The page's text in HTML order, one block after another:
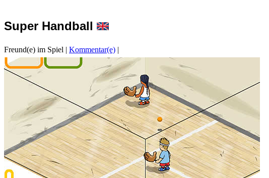
Super Handball
Freund(e) im Spiel | Kommentar(e) |